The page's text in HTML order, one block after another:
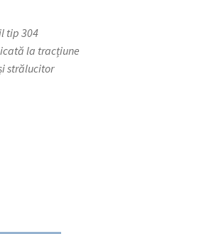
tip 304
la tracțiune
strălucitor